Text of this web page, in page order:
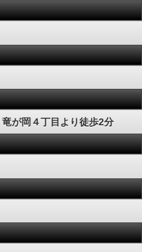
が岡４丁目より徒歩2分